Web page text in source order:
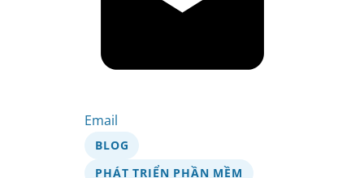
Email
BLOG
PHÁT TRIỂN PHẦN MỀM